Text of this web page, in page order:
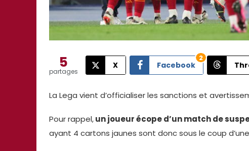
5
partages
X Facebook
2
La Lega vient d’officialiser les sanctions et
Pour rappel,un joueur écope d’un match de
ayant 4 cartons jaunes sont donc sous le coup